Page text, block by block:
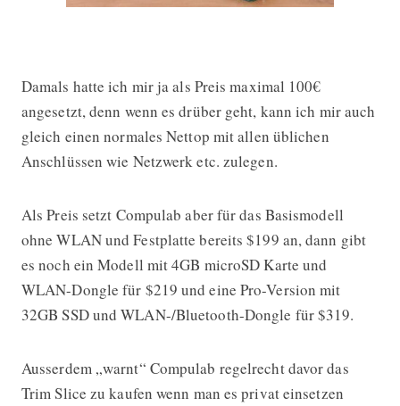
Damals hatte ich mir ja als Preis maximal 100€
angesetzt, denn wenn es drüber geht, kann ich mir auch
gleich einen normales Nettop mit allen üblichen
Anschlüssen wie Netzwerk etc. zulegen.
Als Preis setzt Compulab aber für das Basismodell
ohne WLAN und Festplatte bereits $199 an, dann gibt
es noch ein Modell mit 4GB microSD Karte und
WLAN-Dongle für $219 und eine Pro-Version mit
32GB SSD und WLAN-/Bluetooth-Dongle für $319.
Ausserdem „warnt“ Compulab regelrecht davor das
Trim Slice zu kaufen wenn man es privat einsetzen